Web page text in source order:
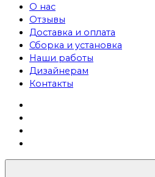
О нас
Отзывы
Доставка и оплата
Сборка и установка
Наши работы
Дизайнерам
Контакты